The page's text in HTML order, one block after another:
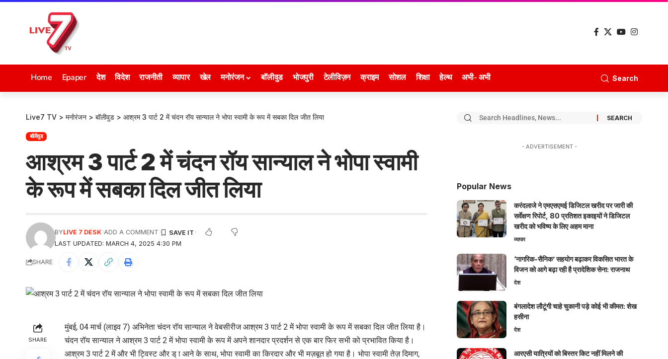
Home Epaper देश विदेश राजनीती व्यापार खेल मनोरंजन बॉलीवुड भोजपुरी टेलीविज़न क्राइम सोशल शिक्षा हेल्थ अभी- अभी Search
Live7 TV > मनोरंजन > बॉलीवुड > आश्रम 3 पार्ट 2 में चंदन रॉय सान्याल ने भोपा स्वामी के रूप में सबका दिल जीत लिया
बॉलीवुड
आश्रम 3 पार्ट 2 में चंदन रॉय सान्याल ने भोपा स्वामी
के रूप में सबका दिल जीत लिया
LAST UPDATED: MARCH 4, 2025 4:30 PM
BYLIVE 7 DESK ADD A COMMENT
SHARE
SHARE
मुंबई, 04 मार्च (लाइव 7) अभिनेता चंदन रॉय सान्याल ने वेबसीरीज आश्रम 3 पार्ट 2 में भोपा स्वामी के रूप में सबका दिल जीत लिया है।
चंदन रॉय सान्याल ने आश्रम 3 पार्ट 2 में भोपा स्वामी के रूप में अपने शानदार प्रदर्शन से एक बार फिर सभी को प्रभावित किया है।
आश्रम 3 पार्ट 2 में और भी ट्विस्ट और ड् ा आने के साथ, भोपा स्वामी का किरदार और भी मज़बूत हो गया है। भोपा स्वामी तेज़ दिमाग,
- ADVERTISEMENT -
Popular News
करंदलाजे ने एमएसएमई डिजिटल खरीद पर जारी की
सर्वेक्षण रिपोर्ट, 80 प्रतिशत इकाइयों ने डिजिटल
खरीद को भविष्य के लिए अहम माना
व्यापार
‘नागरिक-सैनिक’ सहयोग बढ़ाकर विकसित भारत के
विजन को आगे बढ़ा रही है प्रादेशिक सेना: राजनाथ
देश
बंगलादेश लौटूंगी चाहे चुकानी पड़े कोई भी कीमत: शेख
हसीना
देश
आरएसी यात्रियों को बिस्तर किट नहीं मिलने की